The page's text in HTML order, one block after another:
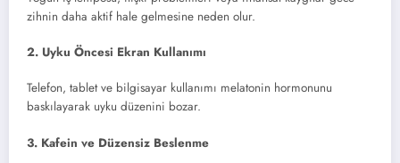
zihnin daha aktif hale gelmesine neden olur.
2. Uyku Öncesi Ekran Kullanımı
Telefon, tablet ve bilgisayar kullanımı melatonin hormonunu
baskılayarak uyku düzenini bozar.
3. Kafein ve Düzensiz Beslenme